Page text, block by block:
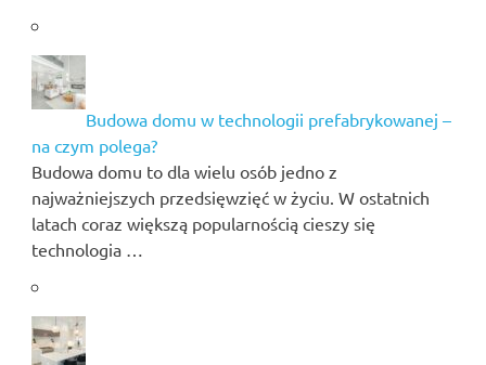
Budowa domu w technologii prefabrykowanej –
na czym polega?
Budowa domu to dla wielu osób jedno z
najważniejszych przedsięwzięć w życiu. W ostatnich
latach coraz większą popularnością cieszy się
technologia …